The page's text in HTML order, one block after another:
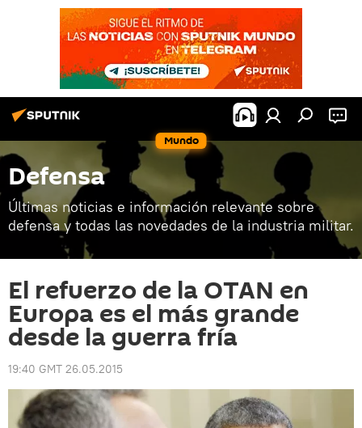
Mundo
Defensa
Últimas noticias e información relevante sobre
defensa y todas las novedades de la industria militar.
El refuerzo de la OTAN en
Europa es el más grande
desde la guerra fría
19:40 GMT 26.05.2015